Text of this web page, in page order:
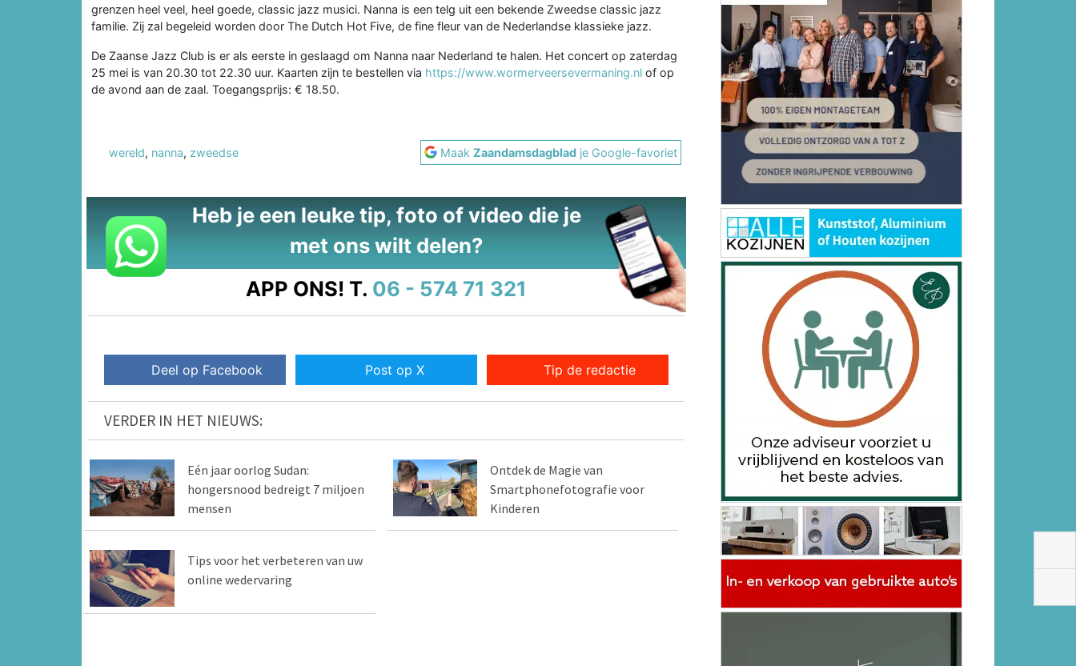
grenzen heel veel, heel goede, classic jazz musici. Nanna is een telg uit een bekende Zweedse classic jazz
familie. Zij zal begeleid worden door The Dutch Hot Five, de fine fleur van de Nederlandse klassieke jazz.
De Zaanse Jazz Club is er als eerste in geslaagd om Nanna naar Nederland te halen. Het concert op zaterdag
25 mei is van 20.30 tot 22.30 uur. Kaarten zijn te bestellen via https://www.wormerveersevermaning.nl of op
de avond aan de zaal. Toegangsprijs: € 18.50.
wereld, nanna, zweedse MaakZaandamsdagblad je Google-favoriet
Heb je een leuke tip, foto of video die je
met ons wilt delen?
APP ONS! T. 06 - 574 71 321
Deel op Facebook Post op X Tip de redactie
VERDER IN HET NIEUWS:
Eén jaar oorlog Sudan:
hongersnood bedreigt 7 miljoen
mensen
Ontdek de Magie van
Smartphonefotografie voor
Kinderen
Tips voor het verbeteren van uw
online wedervaring